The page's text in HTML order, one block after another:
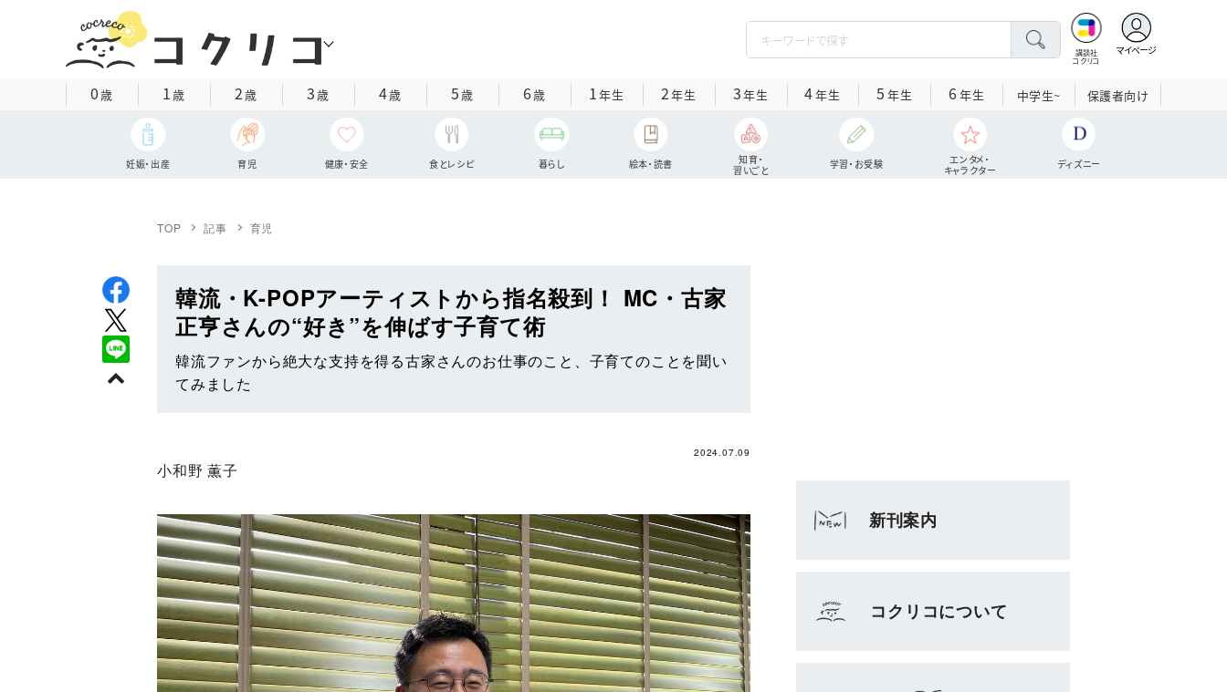
講談社
コクリコ
マイページ
0歳 1歳 2歳 3歳 4歳 5歳 6歳 1年生 2年生 3年生 4年生 5 年生 6 年生 中学生~ 保護者向け
妊娠・出産 育児 健康・安全 食とレシピ 暮らし 絵本・読書
知育・
習いごと
学習・お受験
エンタメ・
キャラクター
ディズニー
TOP 記事 育児
韓流・K-POPアーティストから指名殺到！ MC・古家
正亨さんの“好き”を伸ばす子育て術
韓流ファンから絶大な支持を得る古家さんのお仕事のこと、子育てのことを聞い
てみました
2024.07.09
小和野 薫子
新刊案内
コクリコについて